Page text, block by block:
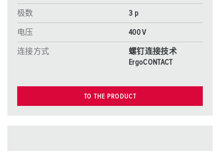
极数 3 p
电压 400 V
连接方式
螺钉连接技术
ErgoCONTACT
TO THE PRODUCT